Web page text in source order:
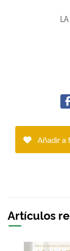
Añadir a
Artículos